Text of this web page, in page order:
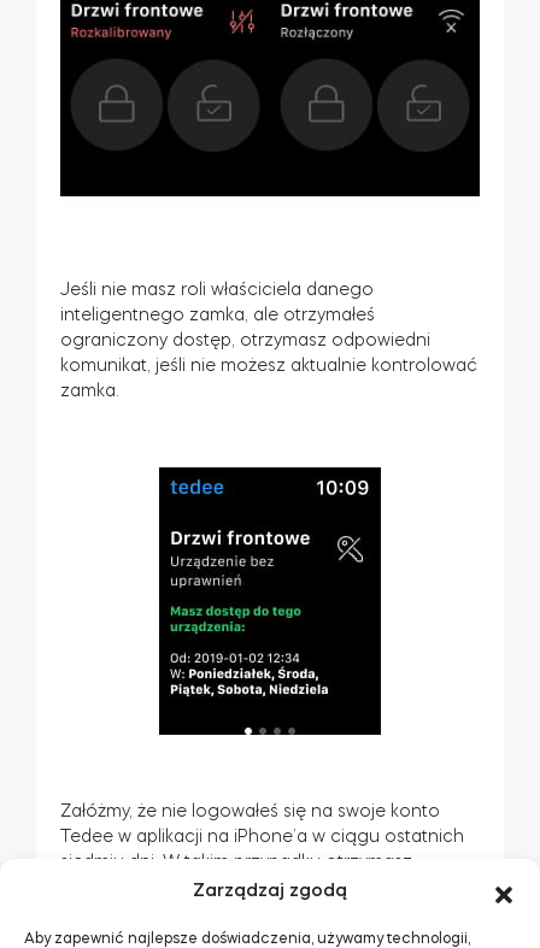
Zarządzaj zgodą
Aby zapewnić najlepsze doświadczenia, używamy technologii,
Jeśli nie masz roli właściciela danego
inteligentnego zamka, ale otrzymałeś
ograniczony dostęp, otrzymasz odpowiedni
komunikat, jeśli nie możesz aktualnie kontrolować
zamka.
Załóżmy, że nie logowałeś się na swoje konto
Tedee w aplikacji na iPhone’a w ciągu ostatnich
siedmiu dni. W takim przypadku otrzymasz
komunikat o nieprawidłowym certyfikacie
w aplikacji Tedee, aby zaktualizować uprawnienia.